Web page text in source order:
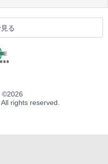
る
©2026
rights reserved.